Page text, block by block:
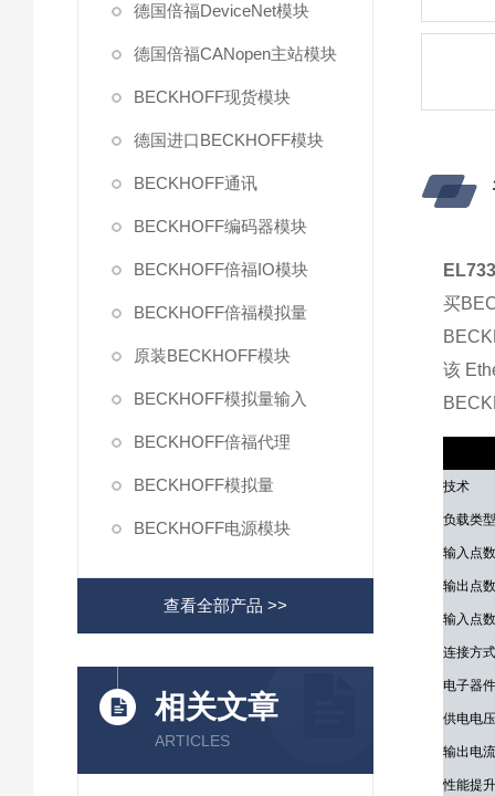
德国倍福DeviceNet模块
德国倍福CANopen主站模块
BECKHOFF现货模块
德国进口BECKHOFF模块
BECKHOFF通讯
BECKHOFF编码器模块
BECKHOFF倍福IO模块
BECKHOFF倍福模拟量
原装BECKHOFF模块
BECKHOFF模拟量输入
BECKHOFF倍福代理
BECKHOFF模拟量
BECKHOFF电源模块
查看全部产品 >>
相关文章
ARTICLES
买
该
技术
负载类
输入点
输出点
输入点
连接方
电子器
供电电
输出电
性能提